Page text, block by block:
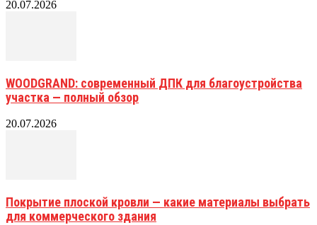
20.07.2026
WOODGRAND: современный ДПК для благоустройства
участка — полный обзор
20.07.2026
Покрытие плоской кровли — какие материалы выбрать
для коммерческого здания